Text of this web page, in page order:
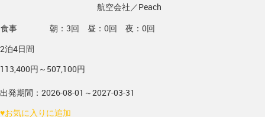
航空会社／Peach
食事
朝：3回 昼：0回 夜：0回
2泊4日間
113,400円～507,100円
出発期間：2026-08-01～2027-03-31
♥お気に入りに追加